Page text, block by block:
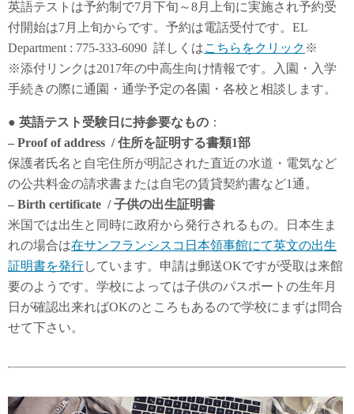
英語テストは予約制で7月下旬～8月上旬に実施され予約受
付開始は7月上旬からです。予約は電話受付です。EL
Department : 775-333-6090 詳しくはこちらをクリック ※
※添付リンクは2017年の中高生向け情報です。入園・入学
手続きの際に通園・通学予定の各園・各校と相談します。
● 英語テスト受験日に持参要なもの ：
– Proof of address / 住所を証明する書類1部
保護者氏名と自宅住所が明記された直近の水道・電気など
の公共料金の請求書または自宅の賃貸契約書など1通。
– Birth certificate / 子供の出生証明書
米国では出生と同時に政府から発行されるもの。日本生ま
れの場合は在サンフランシスコ日本領事館にて英文の出生
証明書を発行しています。申請は郵送OKですが受取は来館
要のようです。学校によっては子供のパスポートの生年月
日が確認出来ればOKのところもあるので学校にまずは問合
せて下さい。